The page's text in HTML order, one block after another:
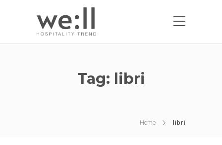
Tag: libri
Home libri